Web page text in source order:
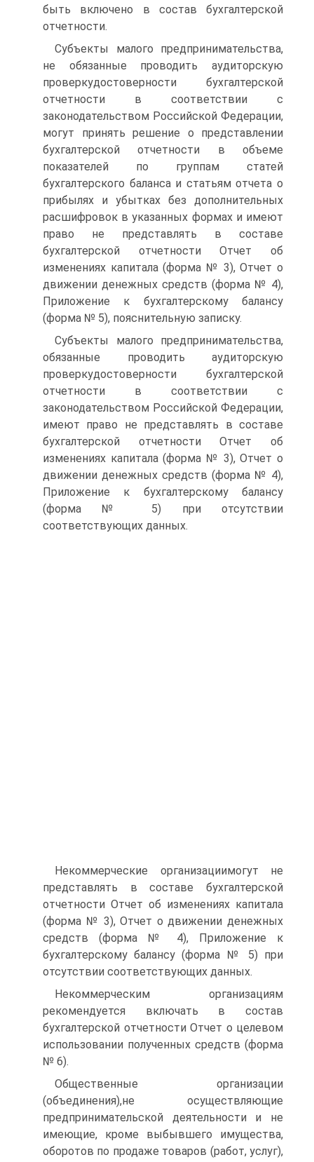
быть включено в состав бухгалтерской
отчетности.
Субъекты малого предпринимательства,
не обязанные проводить аудиторскую
проверкудостоверности бухгалтерской
отчетности в соответствии с
законодательством Российской Федерации,
могут принять решение о представлении
бухгалтерской отчетности в объеме
показателей по группам статей
бухгалтерского баланса и статьям отчета о
прибылях и убытках без дополнительных
расшифровок в указанных формах и имеют
право не представлять в составе
бухгалтерской отчетности Отчет об
изменениях капитала (форма № 3), Отчет о
движении денежных средств (форма № 4),
Приложение к бухгалтерскому балансу
(форма № 5), пояснительную записку.
Субъекты малого предпринимательства,
обязанные проводить аудиторскую
проверкудостоверности бухгалтерской
отчетности в соответствии с
законодательством Российской Федерации,
имеют право не представлять в составе
бухгалтерской отчетности Отчет об
изменениях капитала (форма № 3), Отчет о
движении денежных средств (форма № 4),
Приложение к бухгалтерскому балансу
(форма № 5) при отсутствии
соответствующих данных.
Некоммерческие организациимогут не
представлять в составе бухгалтерской
отчетности Отчет об изменениях капитала
(форма № 3), Отчет о движении денежных
средств (форма № 4), Приложение к
бухгалтерскому балансу (форма № 5) при
отсутствии соответствующих данных.
Некоммерческим организациям
рекомендуется включать в состав
бухгалтерской отчетности Отчет о целевом
использовании полученных средств (форма
№ 6).
Общественные организации
(объединения),не осуществляющие
предпринимательской деятельности и не
имеющие, кроме выбывшего имущества,
оборотов по продаже товаров (работ, услуг),